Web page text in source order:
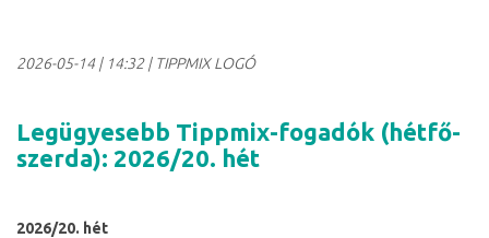
2026-05-14| 14:32| TIPPMIX LOGÓ
Legügyesebb Tippmix-fogadók (hétfő-
szerda): 2026/20. hét
2026/20. hét